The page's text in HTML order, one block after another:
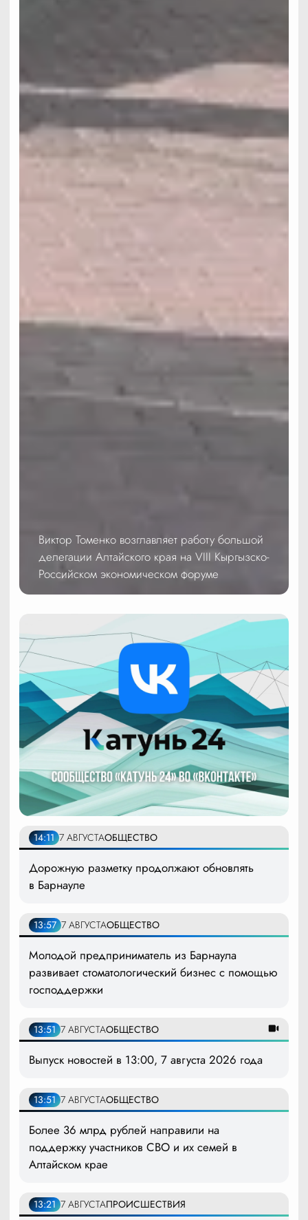
Виктор Томенко возглавляет работу большой
делегации Алтайского края на VIII Кыргызско-
Российском экономическом форуме
14:11 7 АВГУСТАОБЩЕСТВО
Дорожную разметку продолжают обновлять
в Барнауле
13:57 7 АВГУСТАОБЩЕСТВО
Молодой предприниматель из Барнаула
развивает стоматологический бизнес с помощью
господдержки
13:51 7 АВГУСТАОБЩЕСТВО
Выпуск новостей в 13:00, 7 августа 2026 года
13:51 7 АВГУСТАОБЩЕСТВО
Более 36 млрд рублей направили на
поддержку участников СВО и их семей в
Алтайском крае
13:21 7 АВГУСТАПРОИСШЕСТВИЯ